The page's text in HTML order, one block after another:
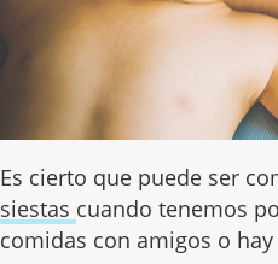
Es cierto que puede ser
siestas cuando tenemos
comidas con amigos o